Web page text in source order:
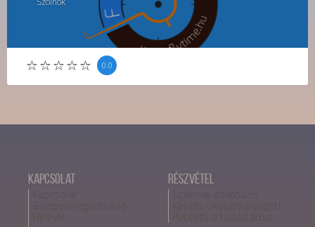
0.0
Kapcsolat
Kapcsolat
Belépés/Regisztráció
Hírlevél
Részvétel
Szakmai adatbázis
Készíts okatatóanyagot!
Publikálj a tudástárba!